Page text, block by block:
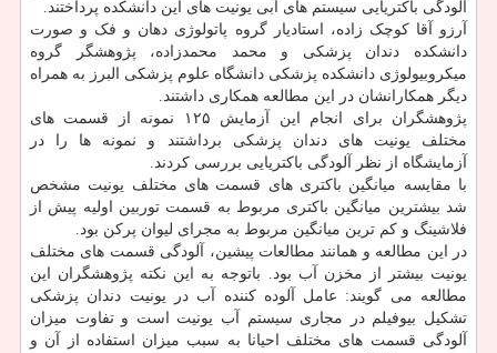
آلودگی باکتریایی سیستم های آبی یونیت های این دانشکده پرداختند.
آرزو آقا کوچک زاده، استادیار گروه پاتولوژی دهان و فک و صورت
دانشکده دندان پزشکی و محمد محمدزاده، پژوهشگر گروه
میکروبیولوژی دانشکده پزشکی دانشگاه علوم پزشکی البرز به همراه
دیگر همکارانشان در این مطالعه همکاری داشتند.
پژوهشگران برای انجام این آزمایش ۱۲۵ نمونه از قسمت های
مختلف یونیت های دندان پزشکی برداشتند و نمونه ها را در
آزمایشگاه از نظر آلودگی باکتریایی بررسی کردند.
با مقایسه میانگین باکتری های قسمت های مختلف یونیت مشخص
شد بیشترین میانگین باکتری مربوط به قسمت توربین اولیه پیش از
فلاشینگ و کم ترین میانگین مربوط به مجرای لیوان پرکن بود.
در این مطالعه و همانند مطالعات پیشین، آلودگی قسمت های مختلف
یونیت بیشتر از مخزن آب بود. باتوجه به این نکته پژوهشگران این
مطالعه می گویند: عامل آلوده کننده آب در یونیت دندان پزشکی
تشکیل بیوفیلم در مجاری سیستم آب یونیت است و تفاوت میزان
آلودگی قسمت های مختلف احیانا به سبب میزان استفاده از آن و